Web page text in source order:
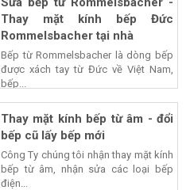
Sửa bếp từ Rommelsbacher -
Thay mặt kính bếp Đức
Rommelsbacher tại nhà
Bếp từ Rommelsbacher là dòng bếp
được xách tay từ Đức về Việt Nam,
bếp...
Thay mặt kính bếp từ âm - đổi
bếp cũ lấy bếp mới
Công Ty chúng tôi nhận thay mặt kính
bếp từ âm, nhận sửa các loại bếp